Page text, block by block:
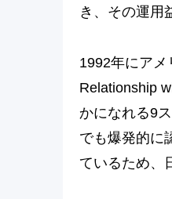
き、その運用
1992年にアメ
Relationship
かになれる9
でも爆発的に
ているため、